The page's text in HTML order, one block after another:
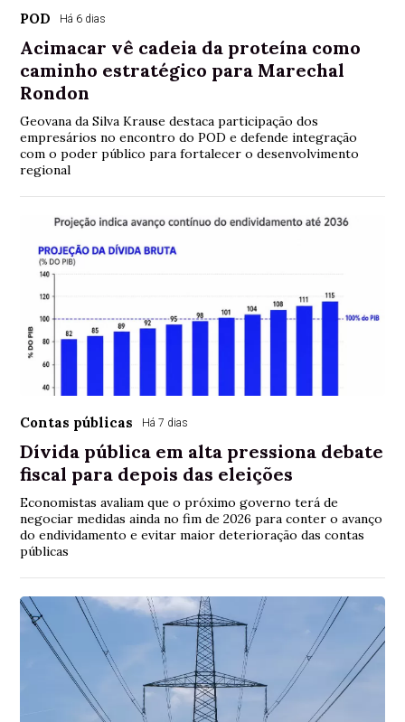
POD Há 6 dias
Acimacar vê cadeia da proteína como
caminho estratégico para Marechal
Rondon
Geovana da Silva Krause destaca participação dos
empresários no encontro do POD e defende integração
com o poder público para fortalecer o desenvolvimento
regional
Contas públicas Há 7 dias
Dívida pública em alta pressiona debate
fiscal para depois das eleições
Economistas avaliam que o próximo governo terá de
negociar medidas ainda no fim de 2026 para conter o avanço
do endividamento e evitar maior deterioração das contas
públicas